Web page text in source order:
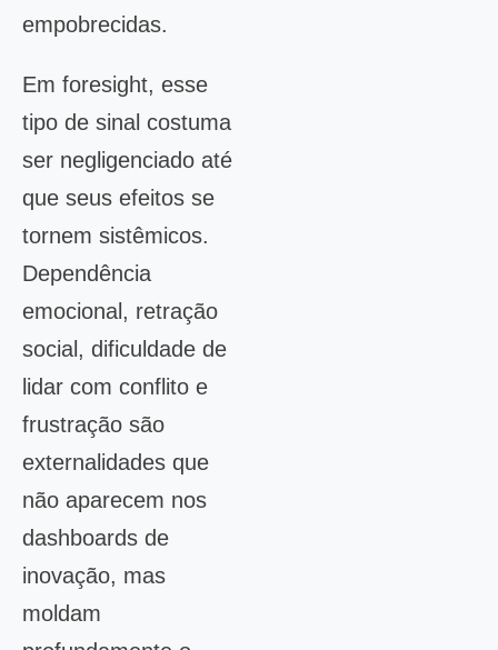
empobrecidas.
Em foresight, esse
tipo de sinal costuma
ser negligenciado até
que seus efeitos se
tornem sistêmicos.
Dependência
emocional, retração
social, dificuldade de
lidar com conflito e
frustração são
externalidades que
não aparecem nos
dashboards de
inovação, mas
moldam